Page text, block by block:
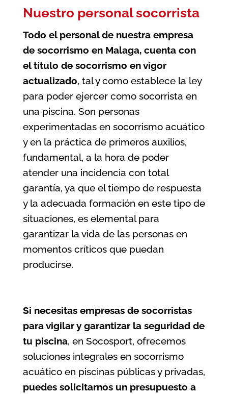
Nuestro personal socorrista
Todo el personal de nuestra empresa
de socorrismo en Malaga, cuenta con
el título de socorrismo en vigor
actualizado, tal y como establece la ley
para poder ejercer como socorrista en
una piscina. Son personas
experimentadas en socorrismo acuático
y en la práctica de primeros auxilios,
fundamental, a la hora de poder
atender una incidencia con total
garantía, ya que el tiempo de respuesta
y la adecuada formación en este tipo de
situaciones, es elemental para
garantizar la vida de las personas en
momentos críticos que puedan
producirse.
Si necesitas empresas de socorristas
para vigilar y garantizar la seguridad de
tu piscina, en Socosport, ofrecemos
soluciones integrales en socorrismo
acuático en piscinas públicas y privadas,
puedes solicitarnos un presupuesto a